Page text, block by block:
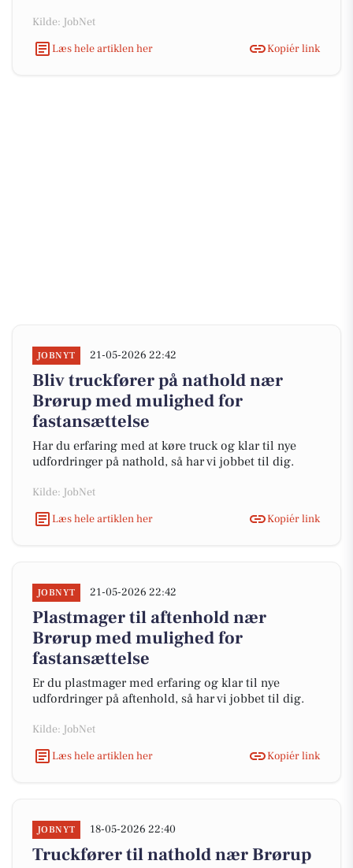
Kilde: JobNet
Læs hele artiklen her
Kopiér link
JOBNYT 21-05-2026 22:42
Bliv truckfører på nathold nær
Brørup med mulighed for
fastansættelse
Har du erfaring med at køre truck og klar til nye
udfordringer på nathold, så har vi jobbet til dig.
Kilde: JobNet
Læs hele artiklen her
Kopiér link
JOBNYT 21-05-2026 22:42
Plastmager til aftenhold nær
Brørup med mulighed for
fastansættelse
Er du plastmager med erfaring og klar til nye
udfordringer på aftenhold, så har vi jobbet til dig.
Kilde: JobNet
Læs hele artiklen her
Kopiér link
JOBNYT 18-05-2026 22:40
Truckfører til nathold nær Brørup